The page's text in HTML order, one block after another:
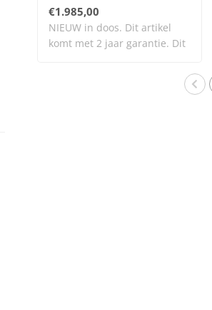
€1.985,00
NIEUW in doos. Dit artikel
komt met 2 jaar garantie. Dit